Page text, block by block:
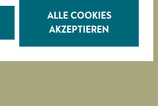
ALLE COOKIES
AKZEPTIEREN